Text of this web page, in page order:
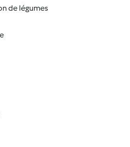
de légumes